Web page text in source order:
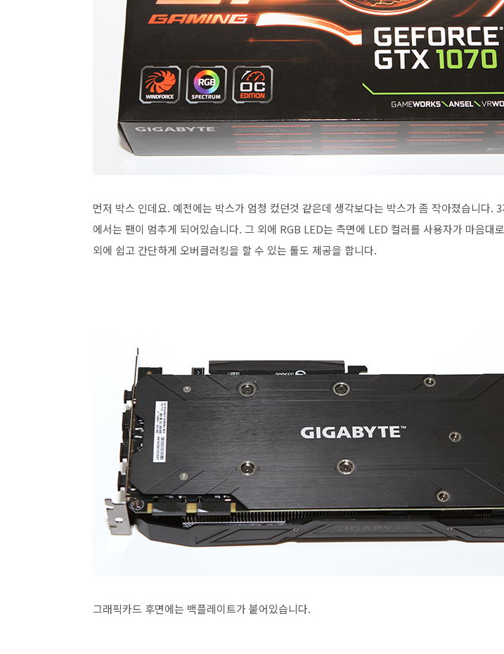
먼저 박스 인데요. 예전에는 박스가 엄청 컸던것 같은데 생각보다는 박스가 좀 작아졌습니다.
에서는 팬이 멈추게 되어있습니다. 그 외에 RGB LED는 측면에 LED 컬러를 사용자가 마음대
외에 쉽고 간단하게 오버클러킹을 할 수 있는 툴도 제공을 합니다.
그래픽카드 후면에는 백플레이트가 붙어있습니다.